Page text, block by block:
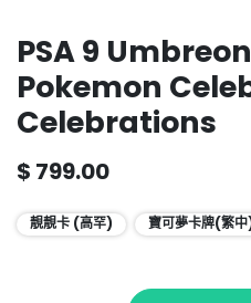
PSA 9
Pokemon
Celebrations
$ 799.00
靚靚卡 (高罕) 寶可夢卡牌(繁